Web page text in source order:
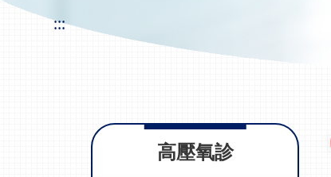
:::
高壓氧診